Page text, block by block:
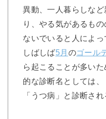
異動、一人暮らしな
り、やる気があるも
ないでいると人によっ
しばしば5月 のゴール
ら起こることが多い
的な診断名としては、
「うつ病」と診断され